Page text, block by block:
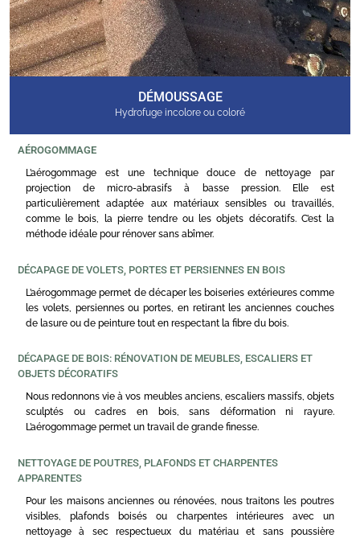
DÉMOUSSAGE
Hydrofuge incolore ou coloré
AÉROGOMMAGE
L’aérogommage est une technique douce de nettoyage par
projection de micro-abrasifs à basse pression. Elle est
particulièrement adaptée aux matériaux sensibles ou travaillés,
comme le bois, la pierre tendre ou les objets décoratifs. C’est la
méthode idéale pour rénover sans abîmer.
DÉCAPAGE DE VOLETS, PORTES ET PERSIENNES EN BOIS
L’aérogommage permet de décaper les boiseries extérieures comme
les volets, persiennes ou portes, en retirant les anciennes couches
de lasure ou de peinture tout en respectant la fibre du bois.
DÉCAPAGE DE BOIS: RÉNOVATION DE MEUBLES, ESCALIERS ET
OBJETS DÉCORATIFS
Nous redonnons vie à vos meubles anciens, escaliers massifs, objets
sculptés ou cadres en bois, sans déformation ni rayure.
L’aérogommage permet un travail de grande finesse.
NETTOYAGE DE POUTRES, PLAFONDS ET CHARPENTES
APPARENTES
Pour les maisons anciennes ou rénovées, nous traitons les poutres
visibles, plafonds boisés ou charpentes intérieures avec un
nettoyage à sec respectueux du matériau et sans poussière